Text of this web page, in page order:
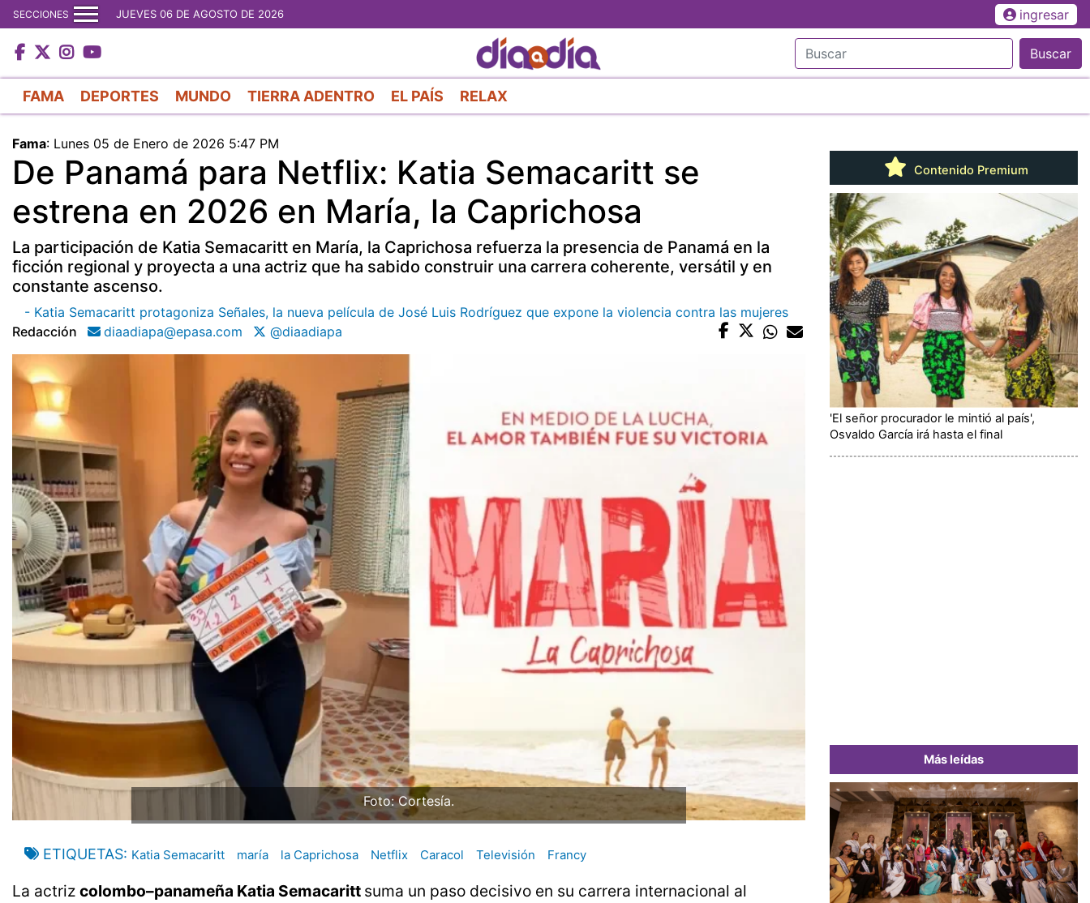
al
contenido
principal
SECCIONES JUEVES 06 DE AGOSTO DE 2026 ingresar
Buscar
FAMA DEPORTES MUNDO TIERRA ADENTRO EL PAÍS RELAX
Fama: Lunes 05 de Enero de 2026 5:47 PM
De Panamá para Netflix: Katia Semacaritt se
estrena en 2026 en María, la Caprichosa
La participación de Katia Semacaritt en María, la Caprichosa refuerza la presencia de Panamá en la
ficción regional y proyecta a una actriz que ha sabido construir una carrera coherente, versátil y en
constante ascenso.
- Katia Semacaritt protagoniza Señales, la nueva película de José Luis Rodríguez que expone la violencia contra las mujeres
Redacción
diaadiapa@epasa.com @diaadiapa
Foto: Cortesía.
ETIQUETAS Katia Semacaritt maría la Caprichosa Netflix Caracol Televisión Francy
La actriz colombo–panameña Katia Semacaritt suma un paso decisivo en su carrera internacional al
Contenido Premium
'El señor procurador le mintió al país',
Osvaldo García irá hasta el final
Más leídas